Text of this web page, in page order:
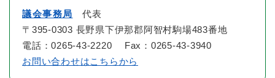
議会事務局 代表
〒395-0303 長野県下伊那郡阿智村駒場483番地
電話：0265-43-2220 Fax：0265-43-3940
お問い合わせはこちらから